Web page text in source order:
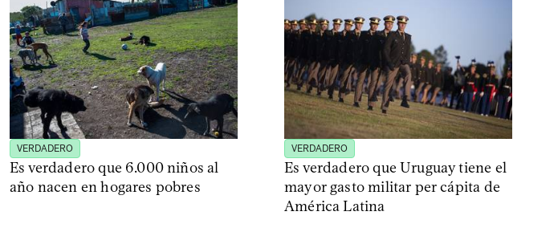
VERDADERO
Es verdadero que 6.000 niños al
año nacen en hogares pobres
VERDADERO
Es verdadero que Uruguay tiene el
mayor gasto militar per cápita de
América Latina